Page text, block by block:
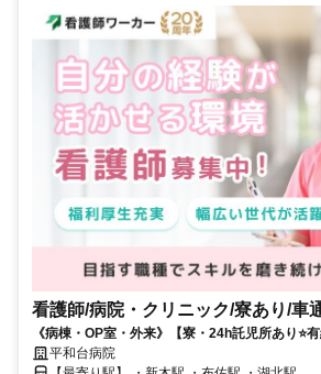
看護師/病院・クリニック/寮あり/車
《病棟・OP室・外来》【寮・24h託児所あり⭐
「くるみんマーク」認定の働きやすい病院です✨
平和台病院